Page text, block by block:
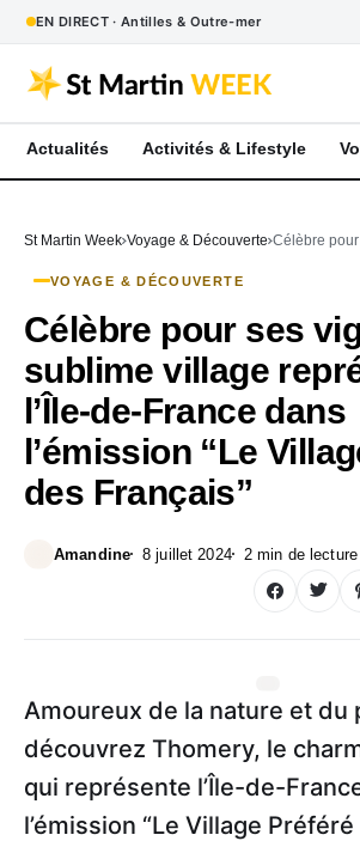
EN DIRECT · Antilles & Outre-mer
Actualités Activités & Lifestyle
St Martin Week Voyage & Découverte Célèbre
VOYAGE & DÉCOUVERTE
Célèbre pour ses
sublime village
l’Île-de-France dans
l’émission “Le
des Français”
Amandine 8 juillet 2024 2 min de lecture
Amoureux de la nature et du
découvrez Thomery, le
qui représente l’Île-de-
l’émission “Le Village